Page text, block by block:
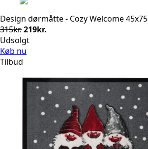
Design dørmåtte - Cozy Welcome 45x75
315kr.Den
oprindelige
pris
219kr.
Udsolgt
Køb nu
Tilbud